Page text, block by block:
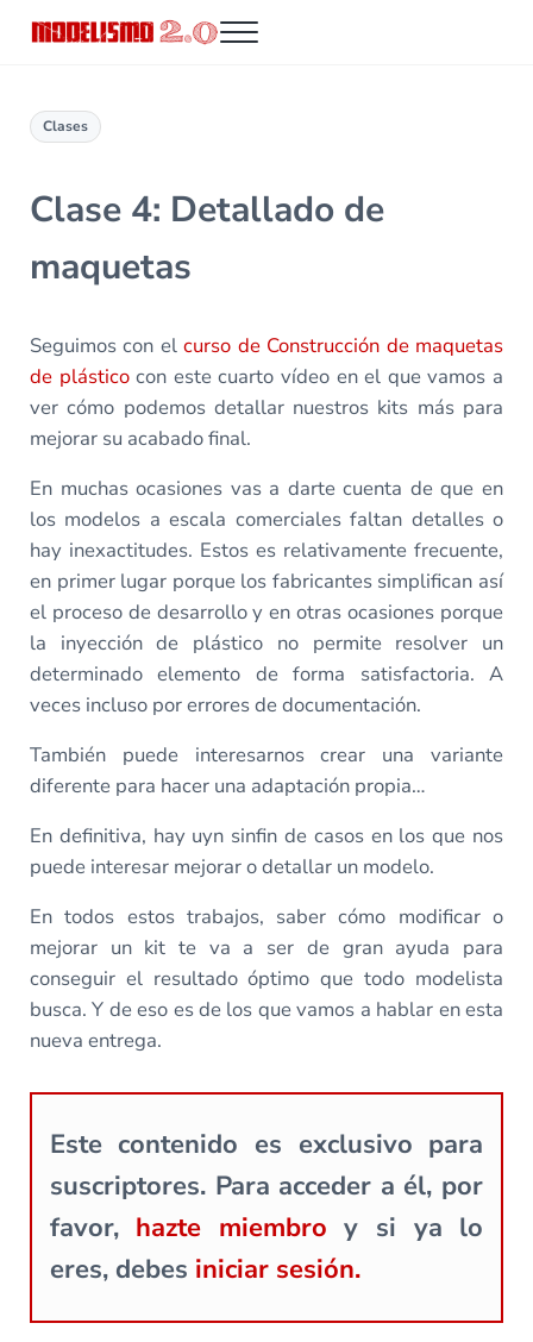
Menu
Clases
Clase 4: Detallado de
maquetas
Seguimos con elcurso de Construcción de maquetas
de plásticocon este cuarto vídeo en el que vamos a
ver cómo podemos detallar nuestros kits más para
mejorar su acabado final.
En muchas ocasiones vas a darte cuenta de que en
los modelos a escala comerciales faltan detalles o
hay inexactitudes. Estos es relativamente frecuente,
en primer lugar porque los fabricantes simplifican así
el proceso de desarrollo y en otras ocasiones porque
la inyección de plástico no permite resolver un
determinado elemento de forma satisfactoria. A
veces incluso por errores de documentación.
También puede interesarnos crear una variante
diferente para hacer una adaptación propia…
En definitiva, hay uyn sinfin de casos en los que nos
puede interesar mejorar o detallar un modelo.
En todos estos trabajos, saber cómo modificar o
mejorar un kit te va a ser de gran ayuda para
conseguir el resultado óptimo que todo modelista
busca. Y de eso es de los que vamos a hablar en esta
nueva entrega.
Este contenido es exclusivo para
suscriptores. Para acceder a él, por
favor, hazte miembro y si ya lo
eres, debes iniciar sesión.